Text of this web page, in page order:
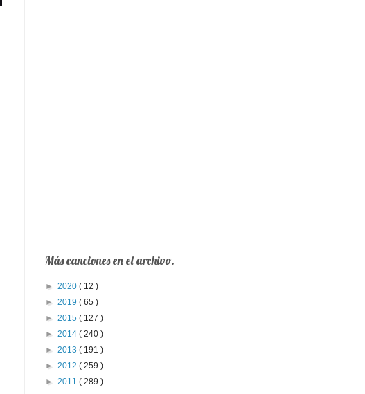
Más canciones en el archivo.
► 2020 ( 12 )
► 2019 ( 65 )
► 2015 ( 127 )
► 2014 ( 240 )
► 2013 ( 191 )
► 2012 ( 259 )
► 2011 ( 289 )